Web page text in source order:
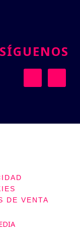
SÍGUENOS
DE VENTA